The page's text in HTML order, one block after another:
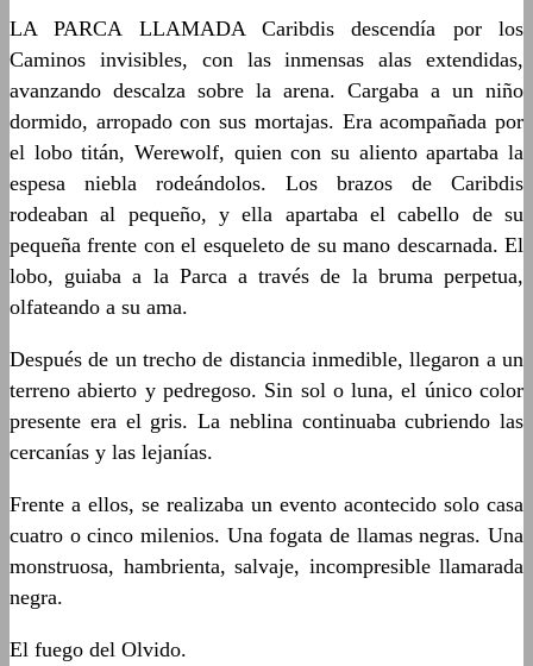
LA PARCA LLAMADA Caribdis descendía por los
Caminos invisibles, con las inmensas alas extendidas,
avanzando descalza sobre la arena. Cargaba a un niño
dormido, arropado con sus mortajas. Era acompañada por
el lobo titán, Werewolf, quien con su aliento apartaba la
espesa niebla rodeándolos. Los brazos de Caribdis
rodeaban al pequeño, y ella apartaba el cabello de su
pequeña frente con el esqueleto de su mano descarnada. El
lobo, guiaba a la Parca a través de la bruma perpetua,
olfateando a su ama.
Después de un trecho de distancia inmedible, llegaron a un
terreno abierto y pedregoso. Sin sol o luna, el único color
presente era el gris. La neblina continuaba cubriendo las
cercanías y las lejanías.
Frente a ellos, se realizaba un evento acontecido solo casa
cuatro o cinco milenios. Una fogata de llamas negras. Una
monstruosa, hambrienta, salvaje, incompresible llamarada
negra.
El fuego del Olvido.